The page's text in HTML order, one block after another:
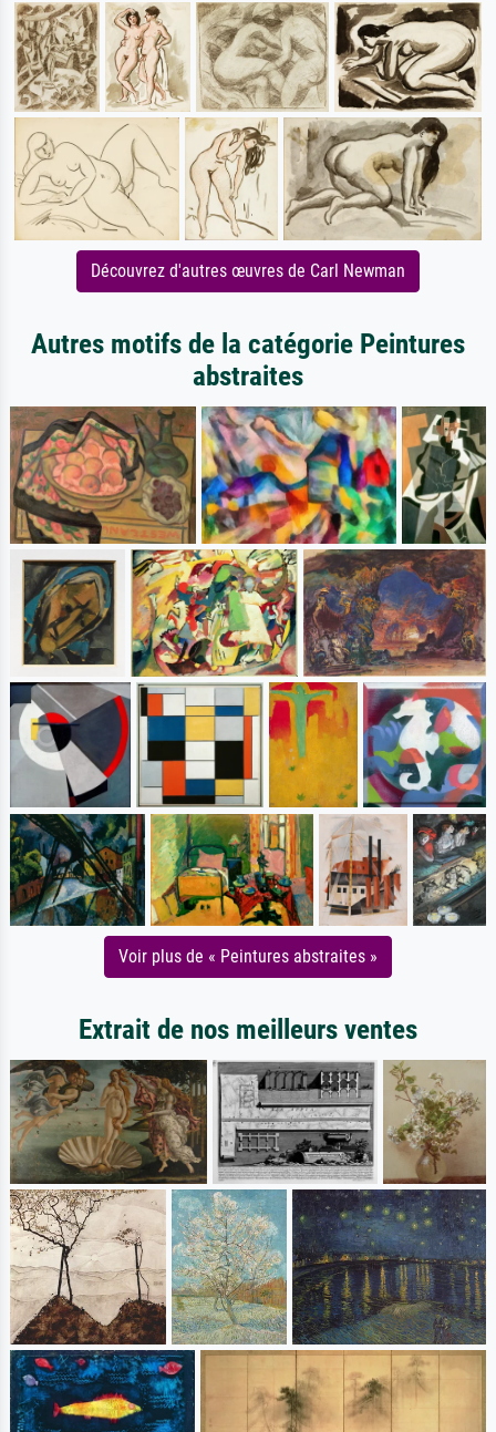
Découvrez d'autres œuvres de Carl Newman
Autres motifs de la catégorie Peintures
abstraites
Voir plus de « Peintures abstraites »
Extrait de nos meilleurs ventes